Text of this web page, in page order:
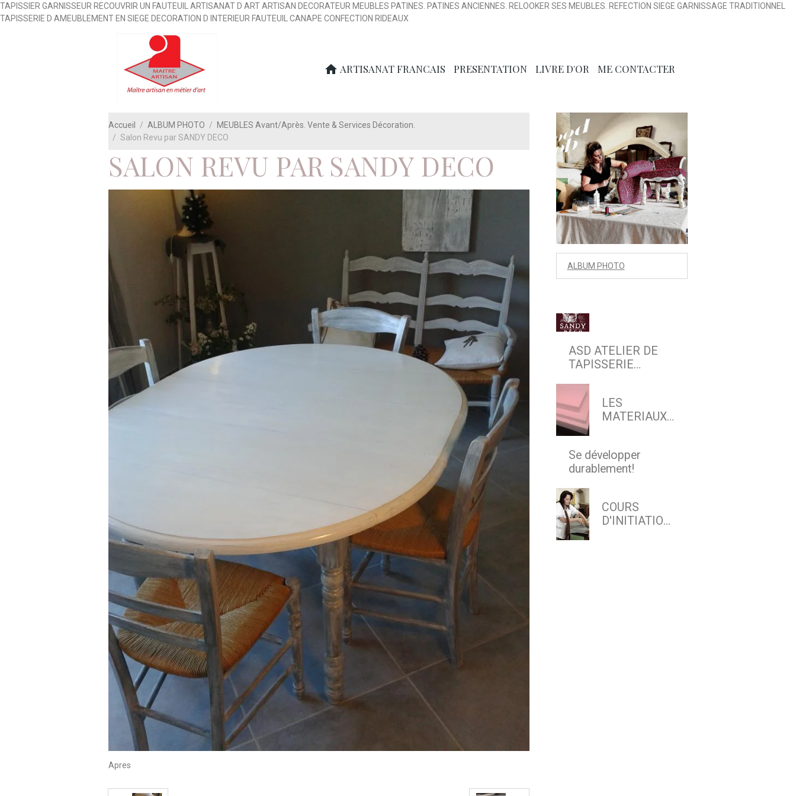
TAPISSIER GARNISSEUR RECOUVRIR UN FAUTEUIL ARTISANAT D ART ARTISAN DECORATEUR MEUBLES PATINES. PATINES ANCIENNES. RELOOKER SES MEUBLES. REFECTION SIEGE GARNISSAGE TRADITIONNEL
TAPISSERIE D AMEUBLEMENT EN SIEGE DECORATION D INTERIEUR FAUTEUIL CANAPE CONFECTION RIDEAUX
ARTISANAT FRANCAIS PRESENTATION LIVRE D'OR ME CONTACTER
Accueil ALBUM PHOTO
MEUBLES Avant/Après. Vente & Services Décoration.
Salon Revu par SANDY DECO
SALON REVU PAR SANDY DECO
Apres
ALBUM PHOTO
ASD ATELIER DE
TAPISSERIE
EN SIEGE & DECOR
LES
MATERIAUX
Se développer
durablement!
COURS
D'INITIATION